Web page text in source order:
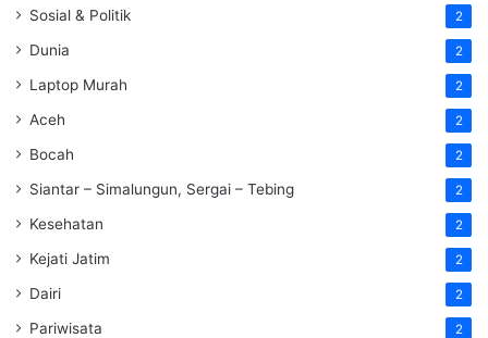
Sosial & Politik 2
Dunia 2
Laptop Murah 2
Aceh 2
Bocah 2
Siantar – Simalungun, Sergai – Tebing 2
Kesehatan 2
Kejati Jatim 2
Dairi 2
Pariwisata 2